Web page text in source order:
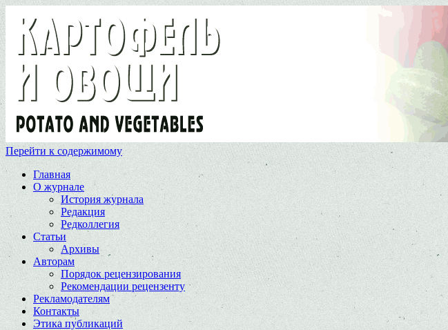
Перейти к содержимому
Главная
О журнале
История журнала
Редакция
Редколлегия
Статьи
Архивы
Авторам
Порядок рецензирования
Рекомендации рецензенту
Рекламодателям
Контакты
Этика публикаций